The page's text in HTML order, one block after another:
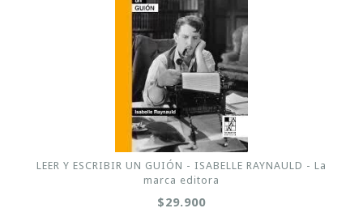
LEER Y ESCRIBIR UN GUIÓN - ISABELLE RAYNAULD - La
marca editora
$29.900